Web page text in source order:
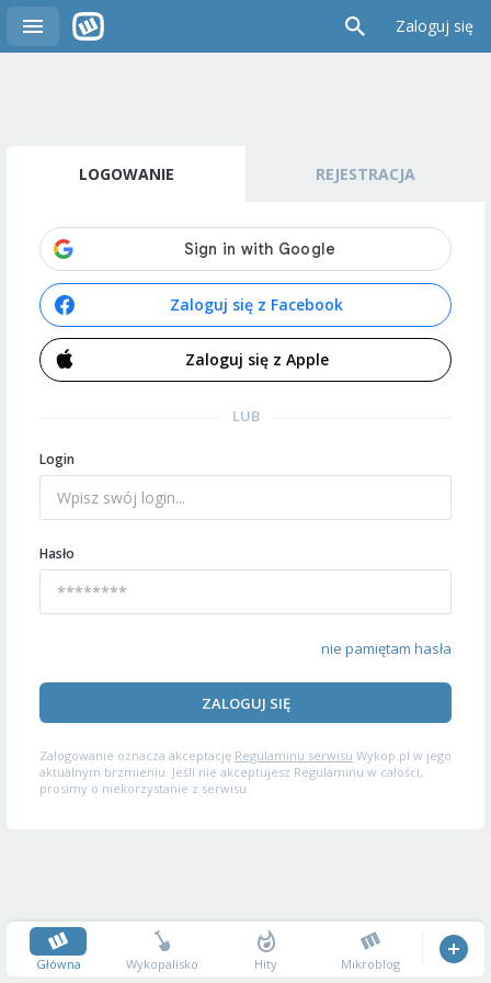
Zaloguj się
LOGOWANIE REJESTRACJA
Zaloguj się z Facebook
Zaloguj się z Apple
LUB
Login
Hasło
nie pamiętam hasła
ZALOGUJ SIĘ
Zalogowanie oznacza akceptację Regulaminu serwisu Wykop.pl w jego
aktualnym brzmieniu. Jeśli nie akceptujesz Regulaminu w całości,
prosimy o niekorzystanie z serwisu.
Główna Wykopalisko Hity Mikroblog